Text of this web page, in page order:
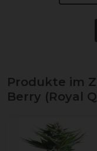
Produkte im
Berry (Royal